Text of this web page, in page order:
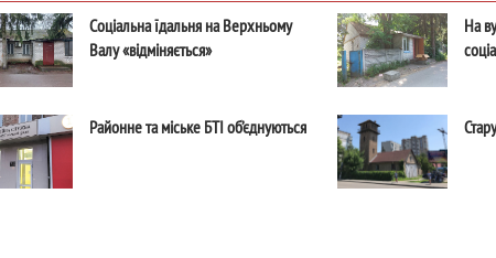
Соціальна їдальня на Верхньому
Валу «відміняється»
На
Районне та міське БТІ об’єднуються